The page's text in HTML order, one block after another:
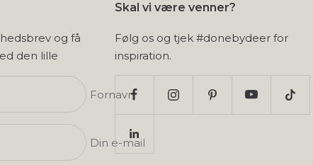
og få
den lille
Fornavn
Din e-mail
Skal vi være venner?
Følg os og tjek #donebydeer for
inspiration.